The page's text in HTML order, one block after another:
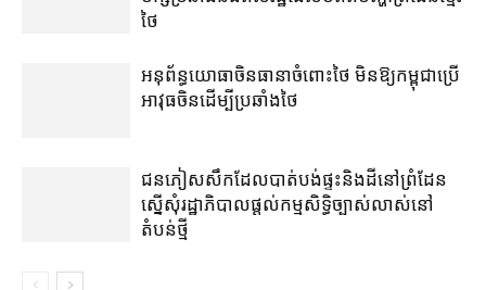
ថៃ
អនុព័ន្ធយោធា​ចិន​ធានា​ចំពោះ​ថៃ មិន​ឱ្យ​កម្ពុជា​ប្រើ​
អាវុធ​ចិន​ដើម្បី​ប្រឆាំង​ថៃ ​
ជនភៀសសឹក​ដែល​បាត់បង់​ផ្ទះ​និង​ដី​នៅ​ព្រំដែន​
ស្នើសុំ​រដ្ឋាភិបាល​ផ្តល់​កម្មសិទ្ធិ​ច្បាស់លាស់​នៅ​
តំបន់​ថ្មី